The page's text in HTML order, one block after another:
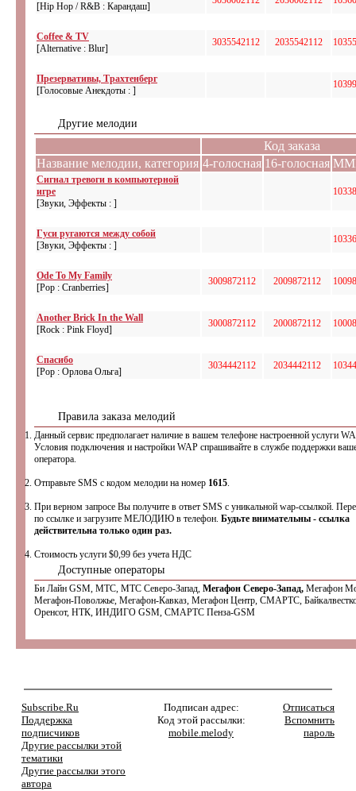
[Hip Hop / R&B : Карандаш]
Coffee & TV
[Alternative : Blur]
3035542112 2035542112
Презервативы, Трахтенберг
[Голосовые Анекдоты : ]
Другие мелодии
Код заказа
Название мелодии, категория 4-голосная 16-голосная
Сигнал тревоги в компьютерной
игре
[Звуки, Эффекты : ]
Гуси ругаются между собой
[Звуки, Эффекты : ]
Ode To My Family
[Pop : Cranberries]
3009872112 2009872112
Another Brick In the Wall
[Rock : Pink Floyd]
3000872112 2000872112
Спасибо
[Pop : Орлова Ольга]
3034442112 2034442112
Правила заказа мелодий
Данный сервис предполагает наличие в вашем телефоне настроенной услуги
Условия подключения и настройки WAP спрашивайте в службе поддержки
оператора.
Отправьте SMS с кодом мелодии на номер 1615.
При верном запросе Вы получите в ответ SMS с уникальной wap-cсылкой.
по ссылке и загрузите МЕЛОДИЮ в телефон. Будьте внимательны - ссылка
действительна только один раз.
Стоимость услуги $0,99 без учета НДС
Доступные операторы
Би Лайн GSM, МТС, МТС Северо-Запад, Мегафон Северо-Запад, Мегафон
Мегафон-Поволжье, Мегафон-Кавказ, Мегафон Центр, СМАРТС,
Оренсот, НТК, ИНДИГО GSM, СМАРТС Пенза-GSM
Subscribe.Ru
Поддержка
подписчиков
Другие рассылки этой
тематики
Другие рассылки этого
автора
Подписан адрес:
Код этой рассылки:
mobile.melody
Отписаться
Вспомнить
пароль